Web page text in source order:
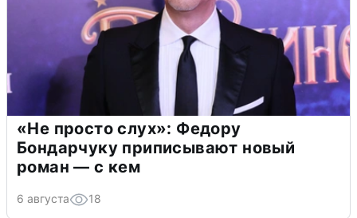
«Не просто слух»: Федору
Бондарчуку приписывают новый
роман — с кем
6 августа 18